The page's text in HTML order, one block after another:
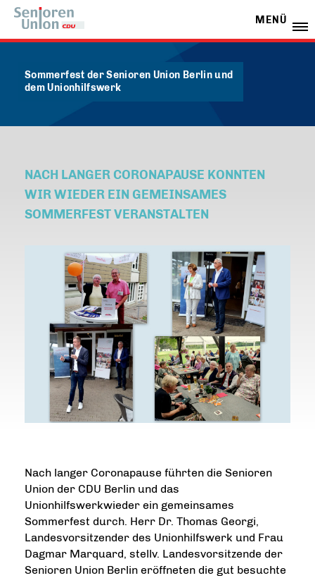
MENÜ
Sommerfest der Senioren Union Berlin und
dem Unionhilfswerk
NACH LANGER CORONAPAUSE KONNTEN
WIR WIEDER EIN GEMEINSAMES
SOMMERFEST VERANSTALTEN
Nach langer Coronapause führten die Senioren
Union der CDU Berlin und das
Unionhilfswerkwieder ein gemeinsames
Sommerfest durch. Herr Dr. Thomas Georgi,
Landesvorsitzender des Unionhilfswerk und Frau
Dagmar Marquard, stellv. Landesvorsitzende der
Senioren Union Berlin eröffneten die gut besuchte